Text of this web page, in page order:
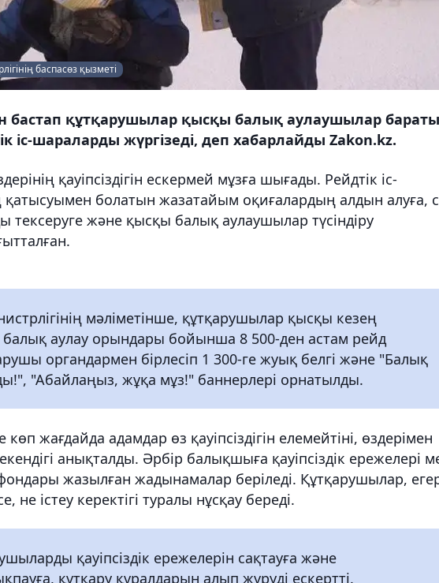
баспасөз қызметі
бастап құтқарушылар қысқы балық аулаушылар
іс-шараларды жүргізеді, деп хабарлайды Zakon.kz.
қауіпсіздігін ескермей мұзға шығады. Рейдтік іс-
болатын жазатайым оқиғалардың алдын алуға,
және қысқы балық аулаушылар түсіндіру
мәліметінше, құтқарушылар қысқы кезең
балық аулау орындары бойынша 8 500-ден астам рейд
органдармен бірлесіп 1 300-ге жуық белгі және "Балық
"Абайлаңыз, жұқа мұз!" баннерлері орнатылды.
жағдайда адамдар өз қауіпсіздігін елемейтіні, өздерімен
анықталды. Әрбір балықшыға қауіпсіздік ережелері
жазылған жадынамалар беріледі. Құтқарушылар,
не істеу керектігі туралы нұсқау береді.
қауіпсіздік ережелерін сақтауға және
құтқару құралдарын алып жүруді ескертті.